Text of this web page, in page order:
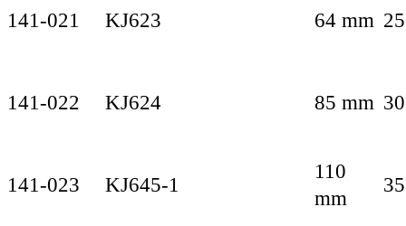
141-021 KJ623 64 mm
141-022 KJ624 85 mm
141-023 KJ645-1
110
mm